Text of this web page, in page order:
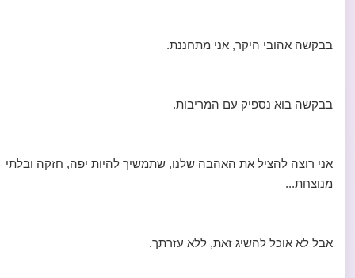
בבקשה אהובי היקר, אני מתחננת.
בבקשה בוא נספיק עם המריבות.
אני רוצה להציל את האהבה שלנו, שתמשיך להיות יפה, חזקה ובלתי
מנוצחת...
אבל לא אוכל להשיג זאת, ללא עזרתך.